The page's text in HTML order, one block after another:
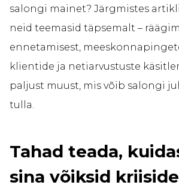
salongi mainet? Järgmistes
neid teemasid täpsemalt –
ennetamisest,
klientide ja netiarvustuste
paljust muust, mis võib salongi
tulla.
Tahad teada,
sina võiksid